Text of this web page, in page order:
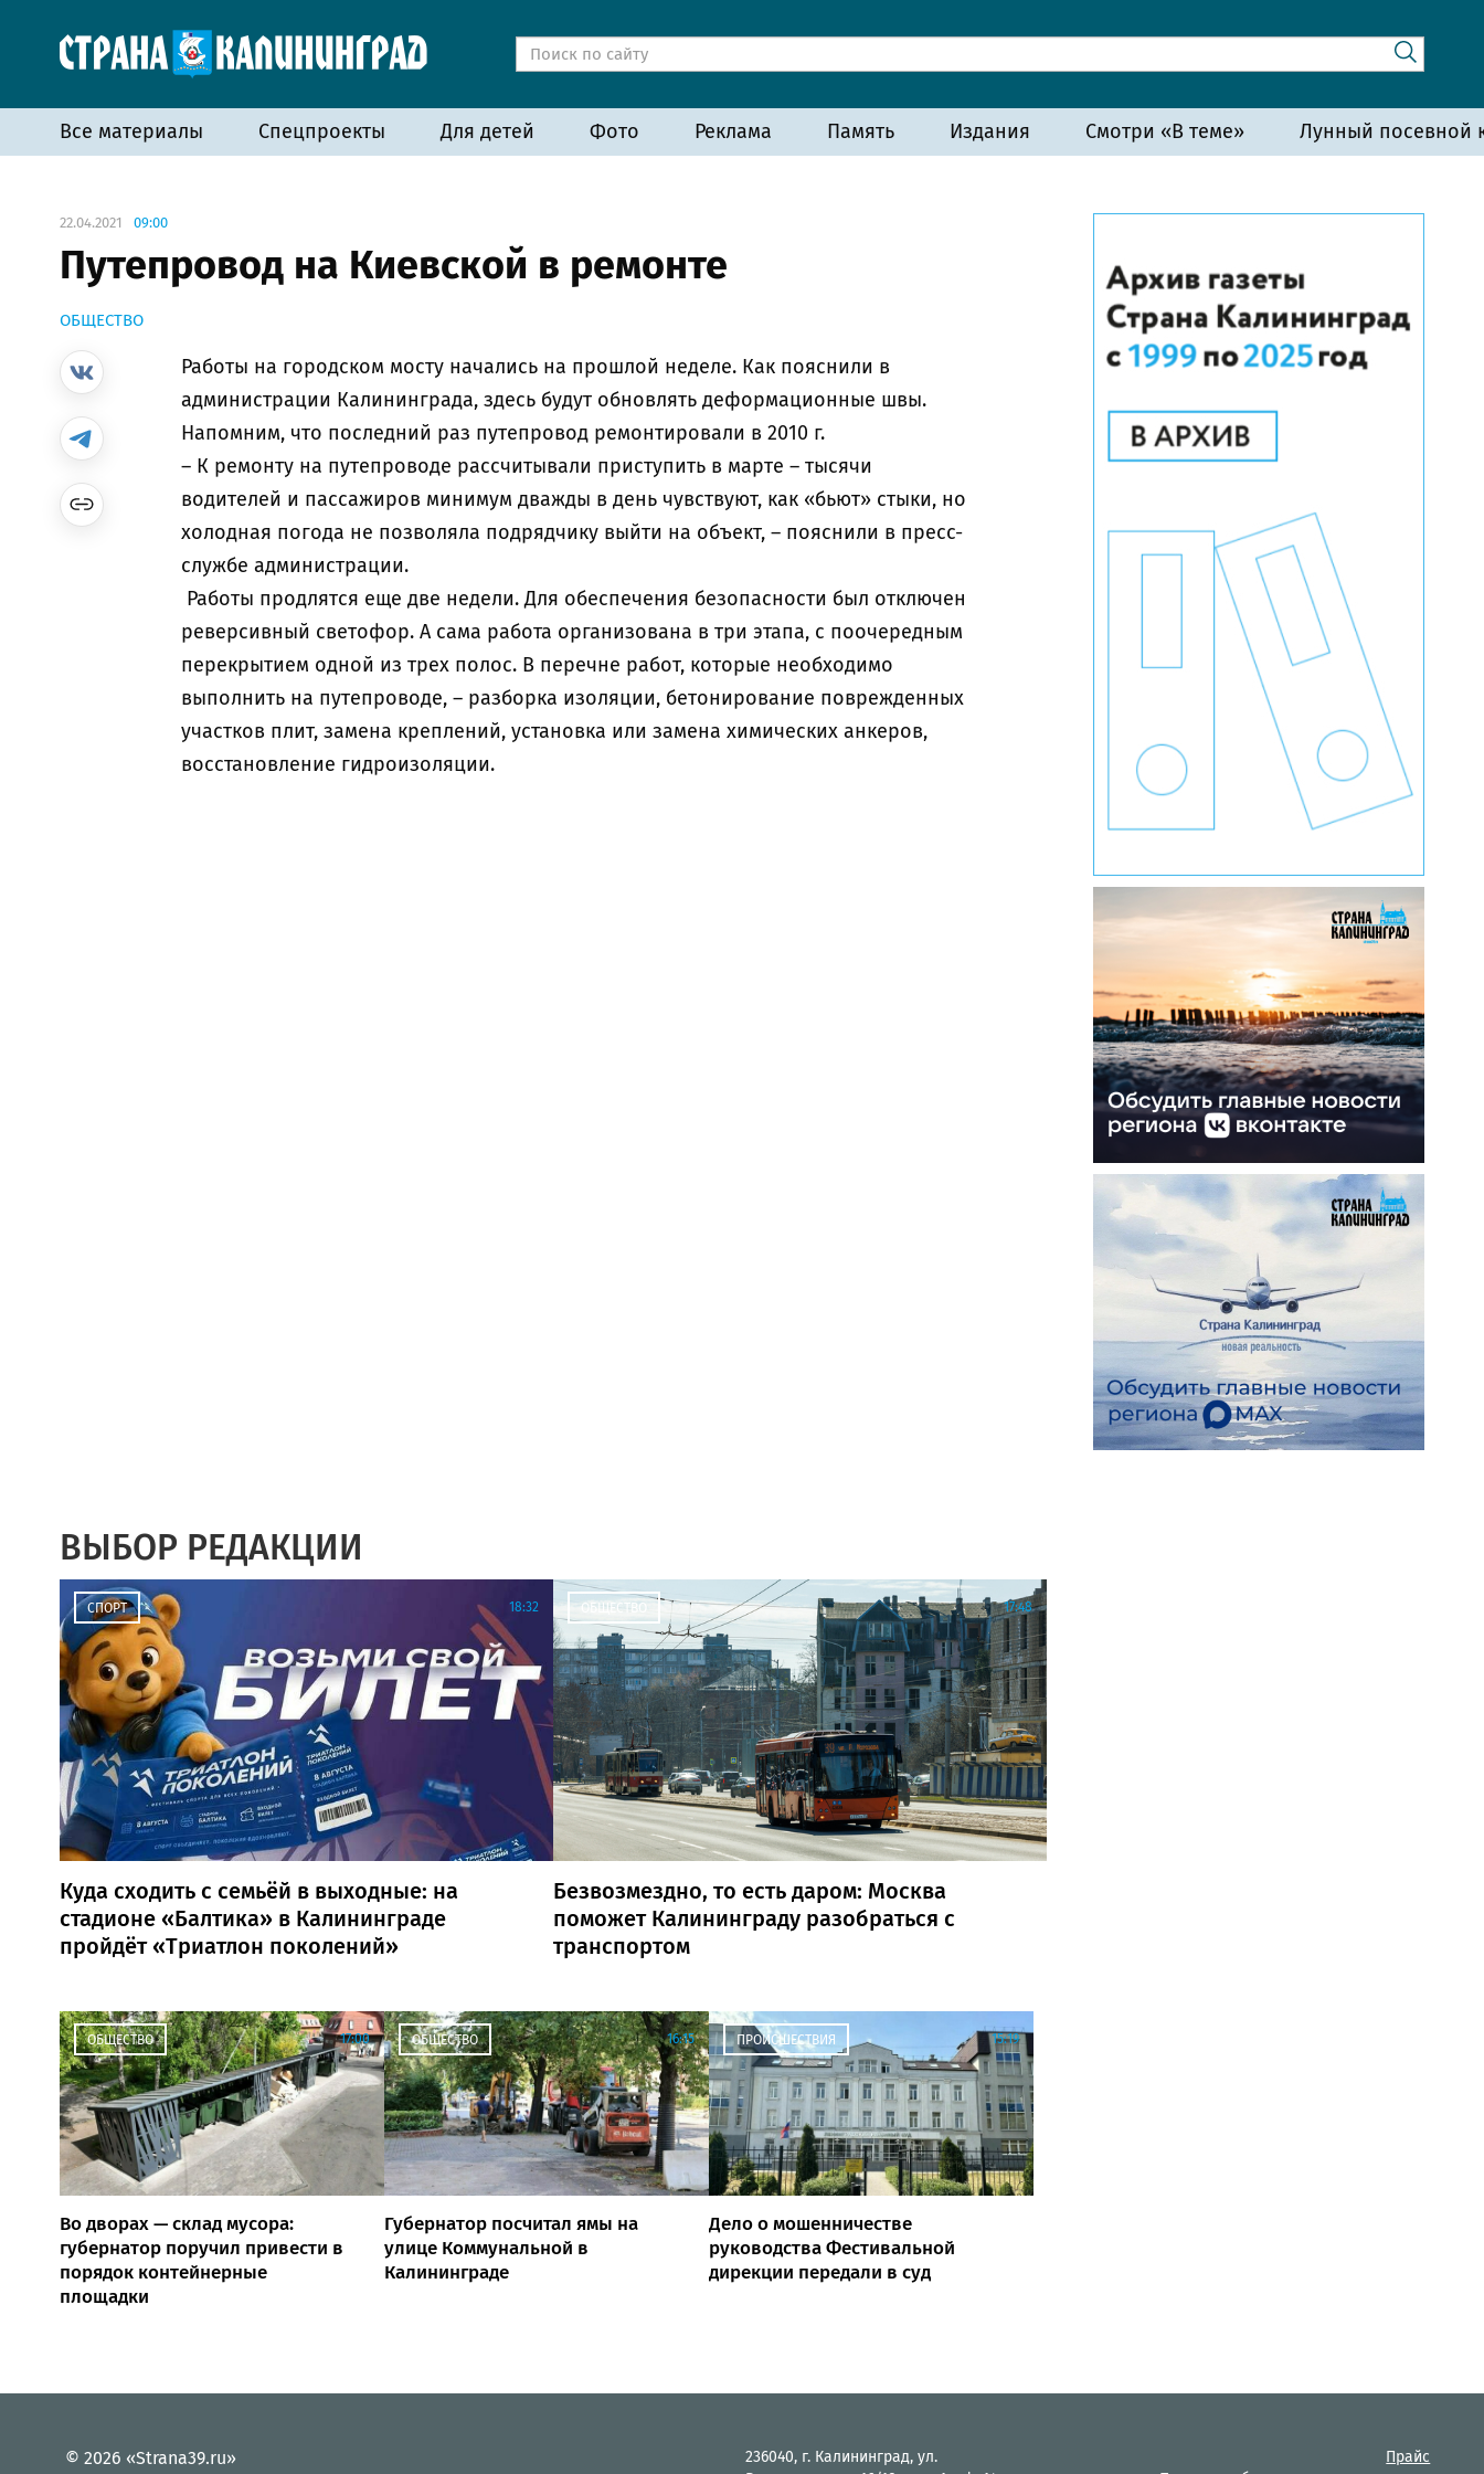
Все материалы Спецпроекты Для детей Фото Реклама Память Издания Смотри «В теме» Лунный посевной
22.04.2021 09:00
Путепровод на Киевской в ремонте
ОБЩЕСТВО
Работы на городском мосту начались на прошлой неделе. Как пояснили в
администрации Калининграда, здесь будут обновлять деформационные швы.
Напомним, что последний раз путепровод ремонтировали в 2010 г.
– К ремонту на путепроводе рассчитывали приступить в марте – тысячи
водителей и пассажиров минимум дважды в день чувствуют, как «бьют» стыки, но
холодная погода не позволяла подрядчику выйти на объект, – пояснили в пресс-
службе администрации.
Работы продлятся еще две недели. Для обеспечения безопасности был отключен
реверсивный светофор. А сама работа организована в три этапа, с поочередным
перекрытием одной из трех полос. В перечне работ, которые необходимо
выполнить на путепроводе, – разборка изоляции, бетонирование поврежденных
участков плит, замена креплений, установка или замена химических анкеров,
восстановление гидроизоляции.
ВЫБОР РЕДАКЦИИ
СПОРТ 18:32
Куда сходить с семьёй в выходные: на
стадионе «Балтика» в Калининграде
пройдёт «Триатлон поколений»
ОБЩЕСТВО 17:48
Безвозмездно, то есть даром: Москва
поможет Калининграду разобраться с
транспортом
ОБЩЕСТВО 17:00
Во дворах — склад мусора:
губернатор поручил привести в
порядок контейнерные
площадки
ОБЩЕСТВО 16:15
Губернатор посчитал ямы на
улице Коммунальной в
Калининграде
ПРОИСШЕСТВИЯ 15:19
Дело о мошенничестве
руководства Фестивальной
дирекции передали в суд
© 2026 «Strana39.ru»
236040, г. Калининград, ул.
Прайс